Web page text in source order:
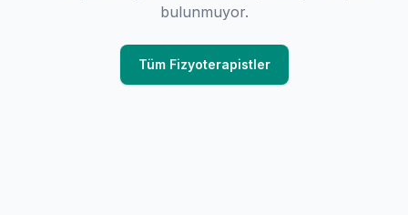
bulunmuyor.
Tüm Fizyoterapistler